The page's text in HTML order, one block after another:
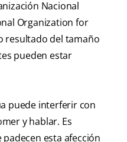
Nacional
Organization for
resultado del tamaño
pueden estar
puede interferir con
y hablar. Es
esta afección